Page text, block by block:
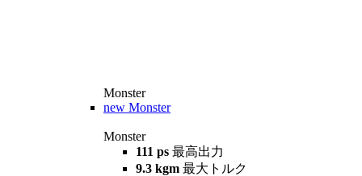
Monster
new Monster
Monster
111 ps 最高出力
9.3 kgm 最大トルク